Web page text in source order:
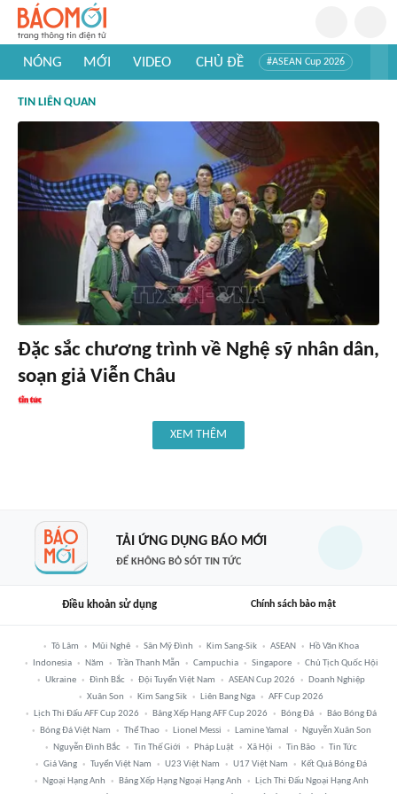
NÓNG MỚI VIDEO CHỦ ĐỀ #ASEAN Cup 2026
#Khám phá thế giới
TIN LIÊN QUAN
Đặc sắc chương trình về Nghệ sỹ nhân dân,
soạn giả Viễn Châu
XEM THÊM
TẢI ỨNG DỤNG BÁO MỚI
ĐỂ KHÔNG BỎ SÓT TIN TỨC
Điều khoản sử dụng Chính sách bảo mật
Tô Lâm Mũi Nghê Sân Mỹ Đình Kim Sang-Sik ASEAN
Hồ Văn Khoa
Indonesia
Năm Trần Thanh Mẫn Campuchia Singapore
Chủ Tịch Quốc Hội
Ukraine
Đình Bắc Đội Tuyển Việt Nam ASEAN Cup 2026
Doanh Nghiệp
Xuân Son
Kim Sang Sik Liên Bang Nga
AFF Cup 2026
Lịch Thi Đấu AFF Cup 2026
Bảng Xếp Hạng AFF Cup 2026 Bóng Đá
Báo Bóng Đá
Bóng Đá Việt Nam
Thể Thao Lionel Messi Lamine Yamal
Nguyễn Xuân Son
Nguyễn Đình Bắc
Tin Thế Giới Pháp Luật Xã Hội Tin Bão
Tin Tức
Giá Vàng
Tuyển Việt Nam U23 Việt Nam U17 Việt Nam
Kết Quả Bóng Đá
Ngoại Hạng Anh
Bảng Xếp Hạng Ngoại Hạng Anh
Lịch Thi Đấu Ngoại Hạng Anh